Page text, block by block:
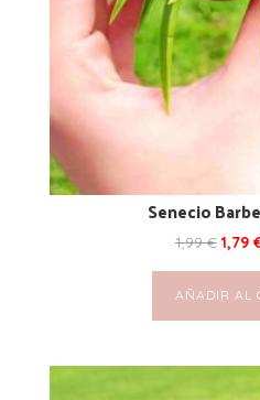
Senecio
1,99€ 1,79
AÑADIR AL